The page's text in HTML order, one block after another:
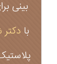
بینی
با دکتر